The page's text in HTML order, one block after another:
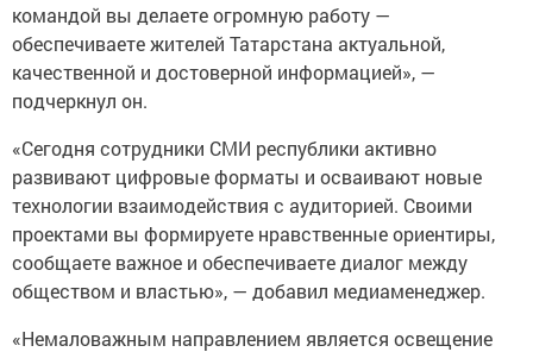
командой вы делаете огромную работу —
обеспечиваете жителей Татарстана актуальной,
качественной и достоверной информацией», —
подчеркнул он.
«Сегодня сотрудники СМИ республики активно
развивают цифровые форматы и осваивают новые
технологии взаимодействия с аудиторией. Своими
проектами вы формируете нравственные ориентиры,
сообщаете важное и обеспечиваете диалог между
обществом и властью», — добавил медиаменеджер.
«Немаловажным направлением является освещение